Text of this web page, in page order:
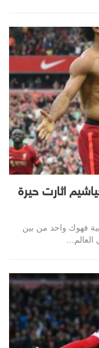
اثارت حيرة
فهوك واحد من بين
العالم…